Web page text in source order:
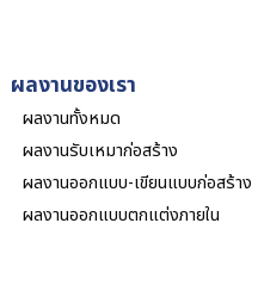
ผลงานของเรา
ผลงานทั้งหมด
ผลงานรับเหมาก่อสร้าง
ผลงานออกแบบ-เขียนแบบก่อสร้าง
ผลงานออกแบบตกแต่งภายใน